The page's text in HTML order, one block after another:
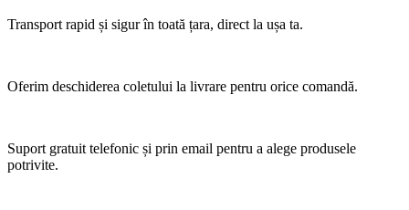
Transport rapid și sigur în toată țara, direct la ușa ta.
Oferim deschiderea coletului la livrare pentru orice comandă.
Suport gratuit telefonic și prin email pentru a alege produsele
potrivite.